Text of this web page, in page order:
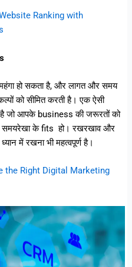
Ranking with
हो सकता है, और लागत और समय
को सीमित करती है। एक ऐसी
है जो आपके business की जरूरतों को
के fits हो। रखरखाव और
में रखना भी महत्वपूर्ण है।
the Right Digital Marketing